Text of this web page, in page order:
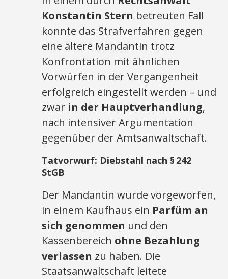
Konstantin Stern betreuten Fall
konnte das Strafverfahren gegen
eine ältere Mandantin trotz
Konfrontation mit ähnlichen
Vorwürfen in der Vergangenheit
erfolgreich eingestellt werden – und
zwar in der Hauptverhandlung,
nach intensiver Argumentation
gegenüber der Amtsanwaltschaft.
Tatvorwurf: Diebstahl nach § 242
StGB
Der Mandantin wurde vorgeworfen,
in einem Kaufhaus ein Parfüm an
sich genommen und den
Kassenbereich ohne Bezahlung
verlassen zu haben. Die
Staatsanwaltschaft leitete